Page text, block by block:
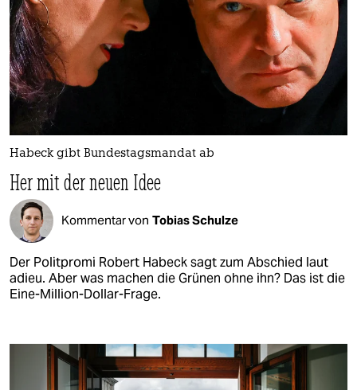
Habeck gibt Bundestagsmandat ab
Her mit der neuen Idee
Kommentar von Tobias Schulze
Der Politpromi Robert Habeck sagt zum Abschied laut
adieu. Aber was machen die Grünen ohne ihn? Das ist die
Eine-Million-Dollar-Frage.